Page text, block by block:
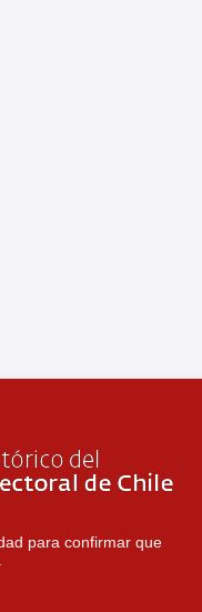
para confirmar que